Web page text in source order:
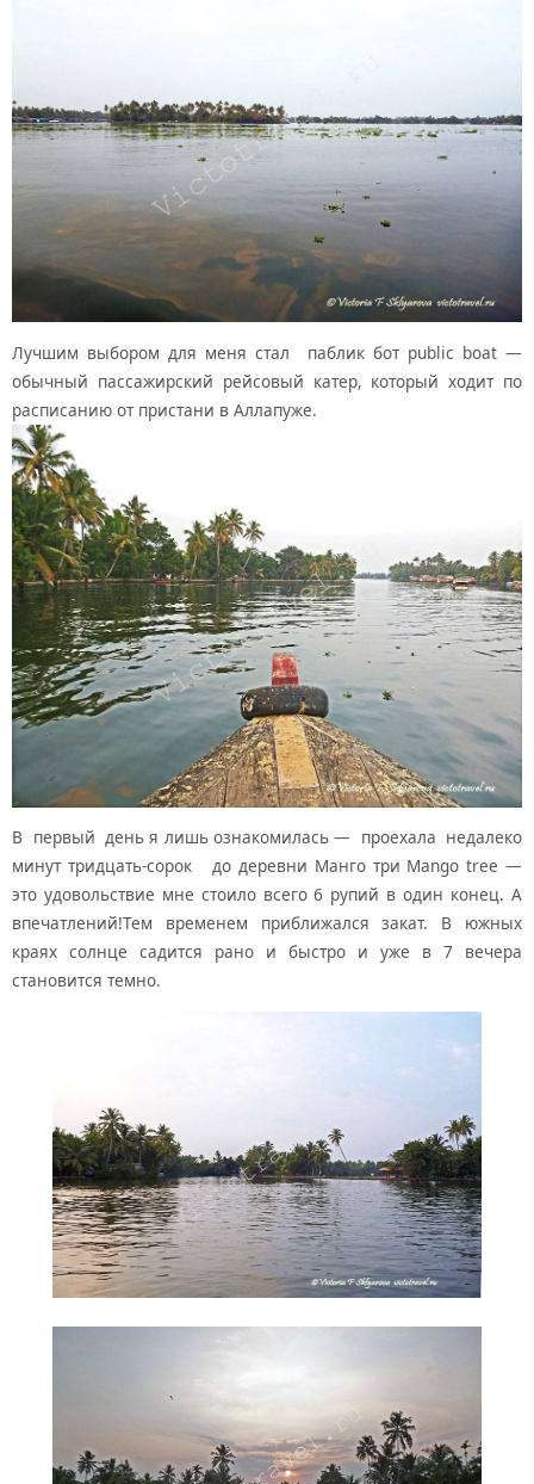
Лучшим выбором для меня стал паблик бот public boat —
обычный пассажирский рейсовый катер, который ходит по
расписанию от пристани в Аллапуже.
В первый день я лишь ознакомилась — проехала недалеко
минут тридцать-сорок до деревни Манго три Mango tree —
это удовольствие мне стоило всего 6 рупий в один конец. А
впечатлений!Тем временем приближался закат. В южных
краях солнце садится рано и быстро и уже в 7 вечера
становится темно.